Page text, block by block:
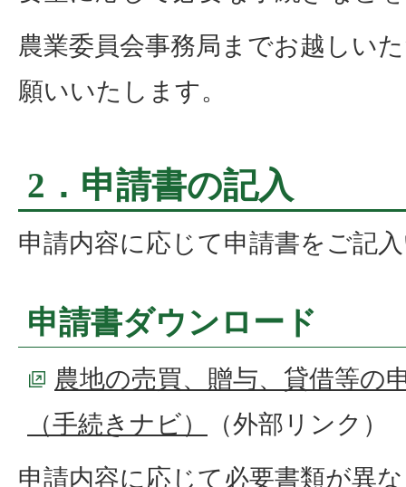
農業委員会事務局までお越しい
願いいたします。
2．申請書の記入
申請内容に応じて申請書をご記
申請書ダウンロード
農地の売買、贈与、貸借等の
（手続きナビ）
（外部リンク）
申請内容に応じて必要書類が異